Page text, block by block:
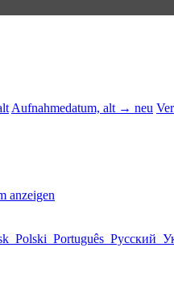
Aufnahmedatum, alt → neu
anzeigen
Polski Português Русский